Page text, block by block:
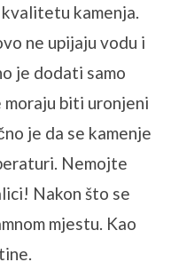
kamenja.
ne upijaju vodu i
je dodati samo
biti uronjeni
je da se kamenje
Nemojte
Nakon što se
mjestu. Kao